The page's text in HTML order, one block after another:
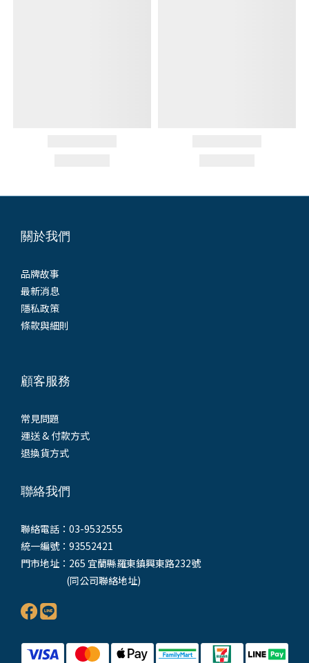
關於我們
品牌故事
最新消息
隱私政策
條款與細則
顧客服務
常見問題
運送 & 付款方式
退換貨方式
聯絡我們
聯絡電話：03-9532555
統一編號：93552421
門市地址：265 宜蘭縣羅東鎮興東路232號
(同公司聯絡地址)